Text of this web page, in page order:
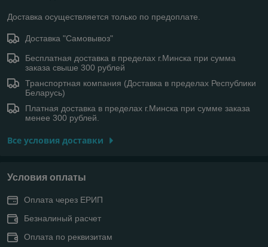
Доставка осуществляется только по предоплате.
Доставка "Самовывоз"
Бесплатная доставка в пределах г.Минска при сумма
заказа свыше 300 рублей
Транспортная компания (Доставка в пределах Республики
Беларусь)
Платная доставка в пределах г.Минска при сумме заказа
менее 300 рублей.
Все условия доставки
Условия оплаты
Оплата через ЕРИП
Безналиный расчет
Оплата по реквизитам